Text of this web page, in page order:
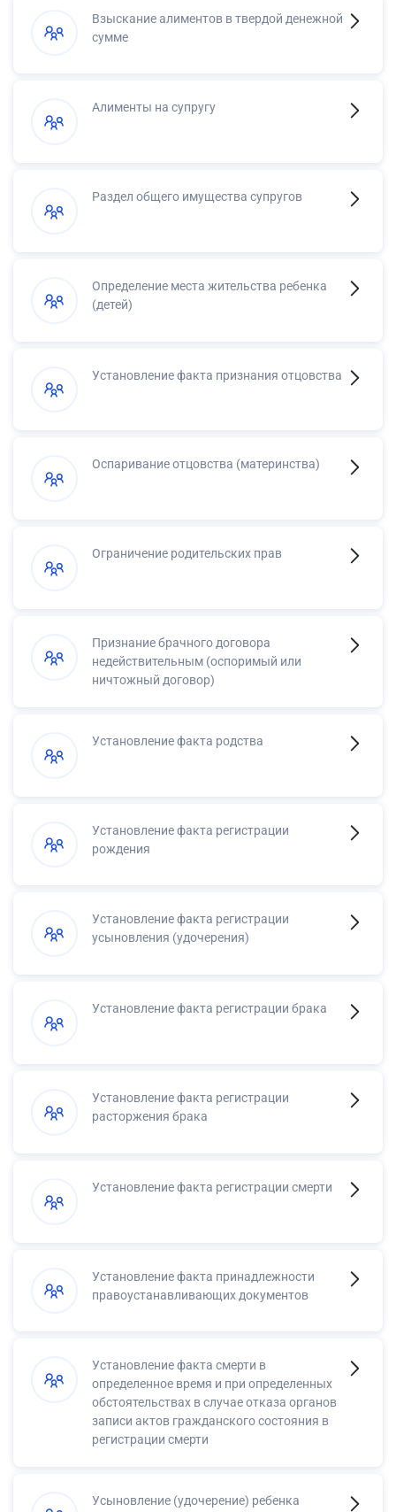
Взыскание алиментов в твердой денежной
сумме
Алименты на супругу
Раздел общего имущества супругов
Определение места жительства ребенка
(детей)
Установление факта признания отцовства
Оспаривание отцовства (материнства)
Ограничение родительских прав
Признание брачного договора
недействительным (оспоримый или
ничтожный договор)
Установление факта родства
Установление факта регистрации
рождения
Установление факта регистрации
усыновления (удочерения)
Установление факта регистрации брака
Установление факта регистрации
расторжения брака
Установление факта регистрации смерти
Установление факта принадлежности
правоустанавливающих документов
Установление факта смерти в
определенное время и при определенных
обстоятельствах в случае отказа органов
записи актов гражданского состояния в
регистрации смерти
Усыновление (удочерение) ребенка